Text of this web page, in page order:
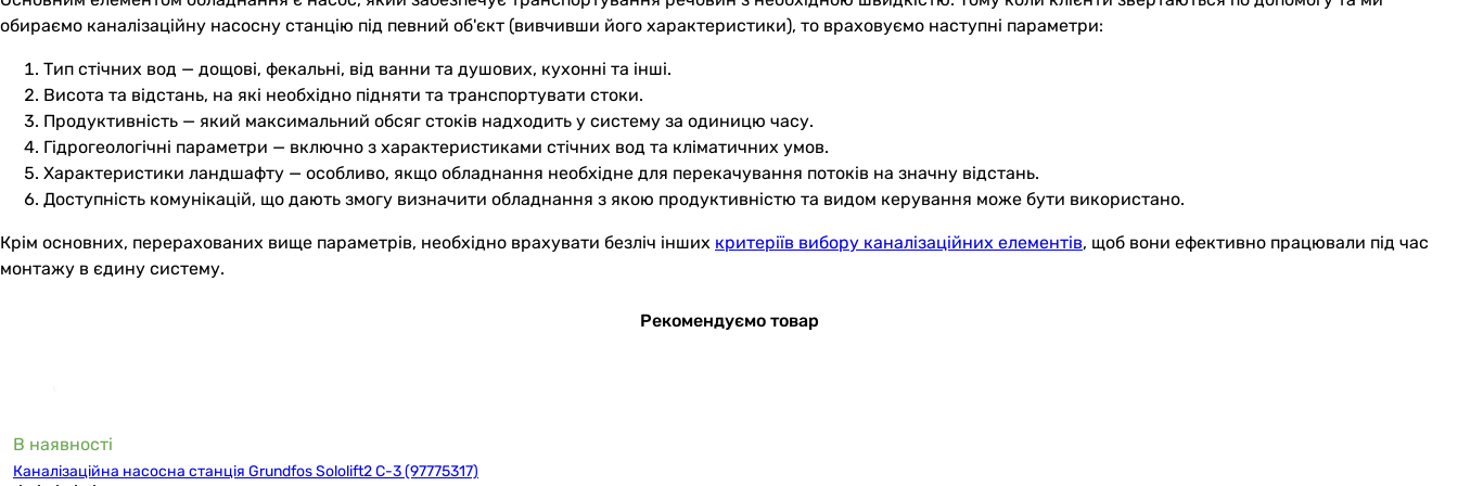
обираємо каналізаційну насосну станцію під певний об'єкт (вивчивши його характеристики), то враховуємо наступні параметри:
Тип стічних вод — дощові, фекальні, від ванни та душових, кухонні та інші.
Висота та відстань, на які необхідно підняти та транспортувати стоки.
Продуктивність — який максимальний обсяг стоків надходить у систему за одиницю часу.
Гідрогеологічні параметри — включно з характеристиками стічних вод та кліматичних умов.
Характеристики ландшафту — особливо, якщо обладнання необхідне для перекачування потоків на значну відстань.
Доступність комунікацій, що дають змогу визначити обладнання з якою продуктивністю та видом керування може бути використано.
Крім основних, перерахованих вище параметрів, необхідно врахувати безліч інших критеріїв вибору каналізаційних елементів, щоб вони ефективно працювали під час
монтажу в єдину систему.
Рекомендуємо товар
В наявності
Каналізаційна насосна станція Grundfos Sololift2 C-3 (97775317)